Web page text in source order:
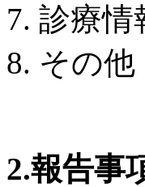
診療情
その他
2.報告事